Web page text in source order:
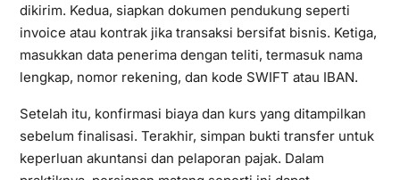
dikirim. Kedua, siapkan dokumen pendukung seperti
invoice atau kontrak jika transaksi bersifat bisnis. Ketiga,
masukkan data penerima dengan teliti, termasuk nama
lengkap, nomor rekening, dan kode SWIFT atau IBAN.
Setelah itu, konfirmasi biaya dan kurs yang ditampilkan
sebelum finalisasi. Terakhir, simpan bukti transfer untuk
keperluan akuntansi dan pelaporan pajak. Dalam